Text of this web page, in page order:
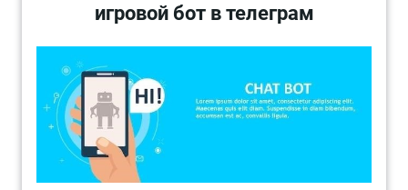
игровой бот в телеграм